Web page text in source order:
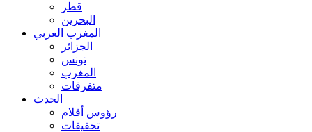
قطر
البحرين
المغرب العربي
الجزائر
تونس
المغرب
متفرقات
الحدث
رؤوس أقلام
تحقيقات